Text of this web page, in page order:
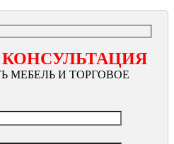
МЕБЕЛЬ И ТОРГОВОЕ